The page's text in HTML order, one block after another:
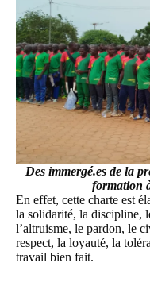
Des immergé.es de la
formation
En effet, cette charte est
la solidarité, la discipline,
l’altruisme, le pardon, le
respect, la loyauté, la
travail bien fait.